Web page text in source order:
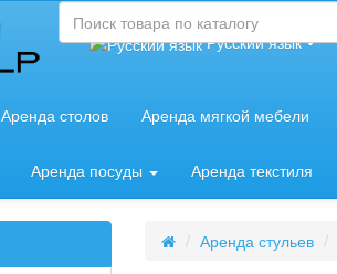
Русский язык
Аренда столов Аренда мягкой мебели
Аренда посуды Аренда текстиля
Аренда стульев